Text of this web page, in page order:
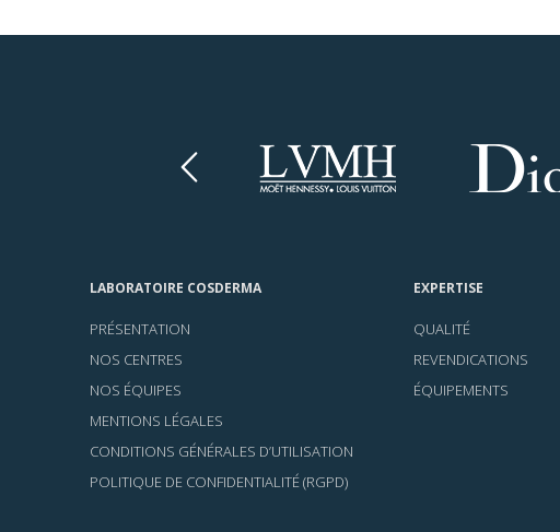
LABORATOIRE COSDERMA
PRÉSENTATION
NOS CENTRES
NOS ÉQUIPES
MENTIONS LÉGALES
CONDITIONS GÉNÉRALES D’UTILISATION
POLITIQUE DE CONFIDENTIALITÉ (RGPD)
EXPERTISE
QUALITÉ
REVENDICATIONS
ÉQUIPEMENTS